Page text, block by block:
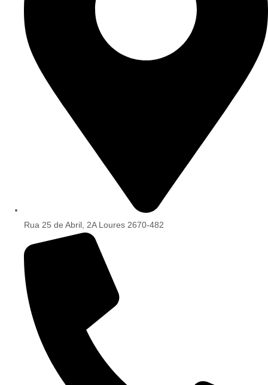
Rua 25 de Abril, 2A Loures 2670-482